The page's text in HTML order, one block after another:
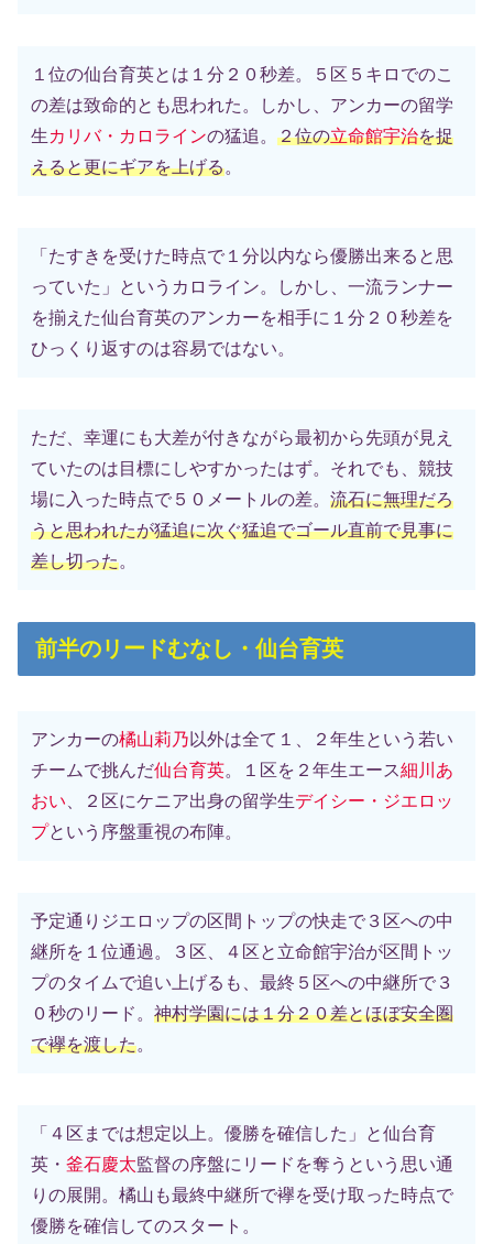
１位の仙台育英とは１分２０秒差。５区５キロでのこ
の差は致命的とも思われた。しかし、アンカーの留学
生カリバ・カロラインの猛追。 ２位の立命館宇治を捉
えると更にギアを上げる。
「たすきを受けた時点で１分以内なら優勝出来ると思
っていた」というカロライン。しかし、一流ランナー
を揃えた仙台育英のアンカーを相手に１分２０秒差を
ひっくり返すのは容易ではない。
ただ、幸運にも大差が付きながら最初から先頭が見え
ていたのは目標にしやすかったはず。それでも、競技
場に入った時点で５０メートルの差。 流石に無理だろ
うと思われたが猛追に次ぐ猛追でゴール直前で見事に
差し切った。
前半のリードむなし・仙台育英
アンカーの橘山莉乃 以外は全て１、２年生という若い
チームで挑んだ仙台育英。１区を２年生エース細川あ
おい 、２区にケニア出身の留学生デイシー・ジエロッ
プという序盤重視の布陣。
予定通りジエロップの区間トップの快走で３区への中
継所を１位通過。３区、４区と立命館宇治が区間トッ
プのタイムで追い上げるも、最終５区への中継所で３
０秒のリード。 神村学園には１分２０差とほぼ安全圏
で襷を渡した。
「４区までは想定以上。優勝を確信した」と仙台育
英・ 釜石慶太監督の序盤にリードを奪うという思い通
りの展開。橘山も最終中継所で襷を受け取った時点で
優勝を確信してのスタート。